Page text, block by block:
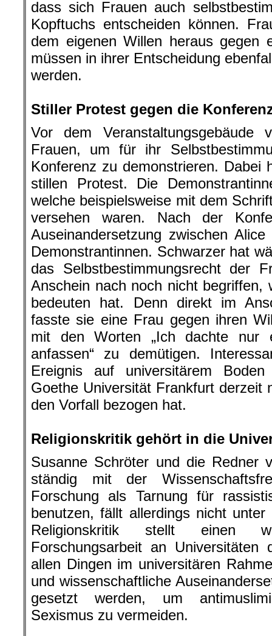
dass sich Frauen auch
Kopftuchs entscheiden können.
dem eigenen Willen heraus gegen
müssen in ihrer Entscheidung
werden.
Stiller Protest gegen die
Vor dem Veranstaltungsgebäude
Frauen, um für ihr
Konferenz zu demonstrieren. Dabei
stillen Protest. Die
welche beispielsweise mit dem
versehen waren. Nach der
Auseinandersetzung zwischen
Demonstrantinnen. Schwarzer hat
das Selbstbestimmungsrecht der
Anschein nach noch nicht begriffen,
bedeuten hat. Denn direkt im
fasste sie eine Frau gegen ihren
mit den Worten „Ich dachte nur
anfassen“ zu demütigen.
Ereignis auf universitärem
Goethe Universität Frankfurt derzeit
den Vorfall bezogen hat.
Religionskritik gehört in die
Susanne Schröter und die Redner
ständig mit der
Forschung als Tarnung für
benutzen, fällt allerdings nicht
Religionskritik stellt einen
Forschungsarbeit an
allen Dingen im universitären
und wissenschaftliche
gesetzt werden, um
Sexismus zu vermeiden.